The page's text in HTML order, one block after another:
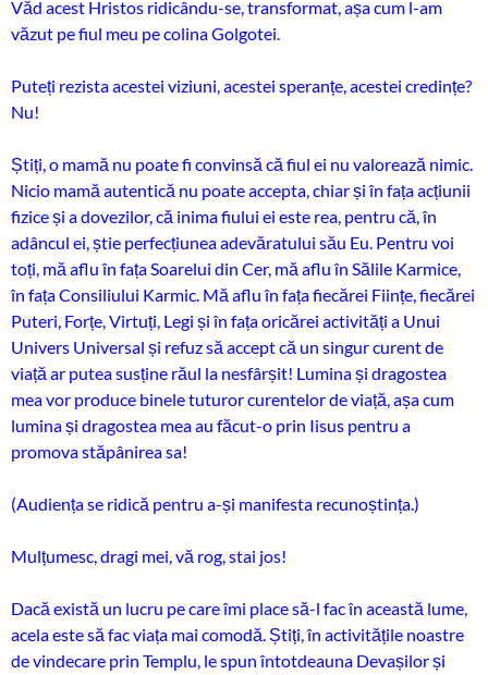
Văd acest Hristos ridicându-se, transformat, așa cum l-am
văzut pe fiul meu pe colina Golgotei.
Puteți rezista acestei viziuni, acestei speranțe, acestei credințe?
Nu!
Știți, o mamă nu poate fi convinsă că fiul ei nu valorează nimic.
Nicio mamă autentică nu poate accepta, chiar și în fața acțiunii
fizice și a dovezilor, că inima fiului ei este rea, pentru că, în
adâncul ei, știe perfecțiunea adevăratului său Eu. Pentru voi
toți, mă aflu în fața Soarelui din Cer, mă aflu în Sălile Karmice,
în fața Consiliului Karmic. Mă aflu în fața fiecărei Ființe, fiecărei
Puteri, Forțe, Virtuți, Legi și în fața oricărei activități a Unui
Univers Universal și refuz să accept că un singur curent de
viață ar putea susține răul la nesfârșit! Lumina și dragostea
mea vor produce binele tuturor curentelor de viață, așa cum
lumina și dragostea mea au făcut-o prin Iisus pentru a
promova stăpânirea sa!
(Audiența se ridică pentru a-și manifesta recunoștința.)
Mulțumesc, dragi mei, vă rog, stai jos!
Dacă există un lucru pe care îmi place să-l fac în această lume,
acela este să fac viața mai comodă. Știți, în activitățile noastre
de vindecare prin Templu, le spun întotdeauna Devașilor și